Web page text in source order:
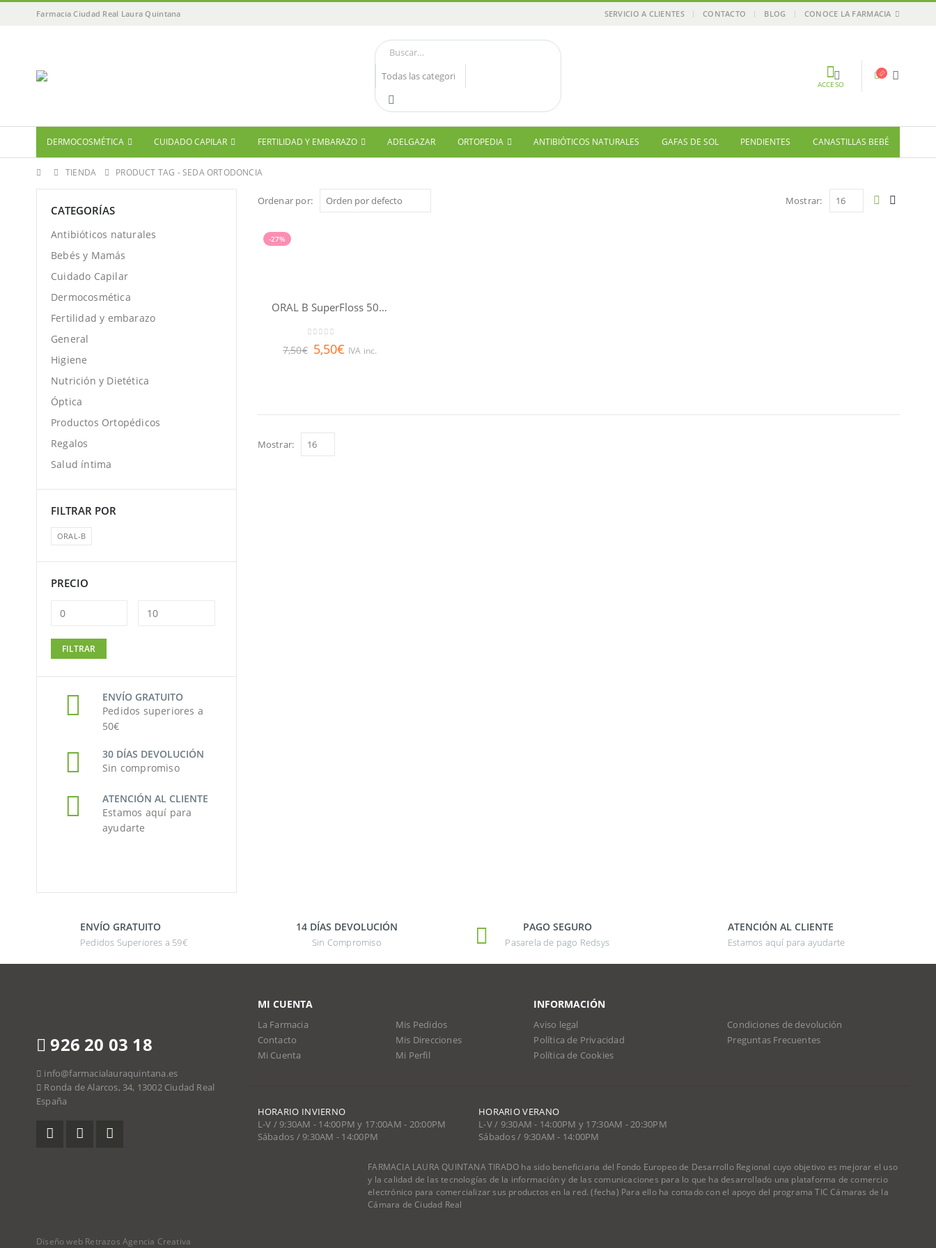
Farmacia Ciudad Real Laura Quintana SERVICIO A CLIENTES CONTACTO BLOG CONOCE LA FARMACIA
ACCESO
DERMOCOSMÉTICA CUIDADO CAPILAR FERTILIDAD Y EMBARAZO ADELGAZAR ORTOPEDIA ANTIBIÓTICOS NATURALES GAFAS DE SOL PENDIENTES CANASTILLAS BEBÉ
TIENDA PRODUCT TAG -SEDA ORTODONCIA
Ordenar por: Mostrar:
-27%
ORAL B SuperFloss 50 tiras de seda dental.
out of 5
7,50€ 5,50€ IVA inc.
Mostrar:
CATEGORÍAS
Antibióticos naturales
Bebés y Mamás
Cuidado Capilar
Dermocosmética
Fertilidad y embarazo
General
Higiene
Nutrición y Dietética
Óptica
Productos Ortopédicos
Regalos
Salud íntima
FILTRAR POR
ORAL-B
PRECIO
mínimo
máximo
FILTRAR
ENVÍO GRATUITO
Pedidos superiores a
50€
30 DÍAS DEVOLUCIÓN
Sin compromiso
ATENCIÓN AL CLIENTE
Estamos aquí para
ayudarte
ENVÍO GRATUITO
Pedidos Superiores a 59€
14 DÍAS DEVOLUCIÓN
Sin Compromiso
PAGO SEGURO
Pasarela de pago Redsys
ATENCIÓN AL CLIENTE
Estamos aquí para ayudarte
926 20 03 18
info@farmacialauraquintana.es
Ronda de Alarcos, 34, 13002 Ciudad Real
España
MI CUENTA
La Farmacia
Contacto
Mi Cuenta
Mis Pedidos
Mis Direcciones
Mi Perfil
INFORMACIÓN
Aviso legal
Política de Privacidad
Política de Cookies
Condiciones de devolución
Preguntas Frecuentes
HORARIO INVIERNO
L-V / 9:30AM - 14:00PM y 17:00AM - 20:00PM
Sábados / 9:30AM - 14:00PM
HORARIO VERANO
L-V / 9:30AM - 14:00PM y 17:30AM - 20:30PM
Sábados / 9:30AM - 14:00PM
FARMACIA LAURA QUINTANA TIRADO ha sido beneficiaria del Fondo Europeo de Desarrollo Regional cuyo objetivo es mejorar el uso
y la calidad de las tecnologías de la información y de las comunicaciones para lo que ha desarrollado una plataforma de comercio
electrónico para comercializar sus productos en la red. (fecha) Para ello ha contado con el apoyo del programa TIC Cámaras de la
Cámara de Ciudad Real
Diseño web Retrazos Agencia Creativa